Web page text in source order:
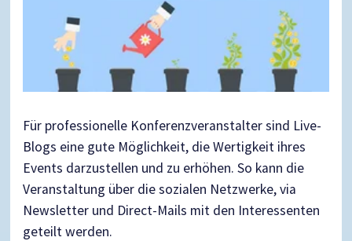
Für professionelle Konferenzveranstalter sind Live-
Blogs eine gute Möglichkeit, die Wertigkeit ihres
Events darzustellen und zu erhöhen. So kann die
Veranstaltung über die sozialen Netzwerke, via
Newsletter und Direct-Mails mit den Interessenten
geteilt werden.